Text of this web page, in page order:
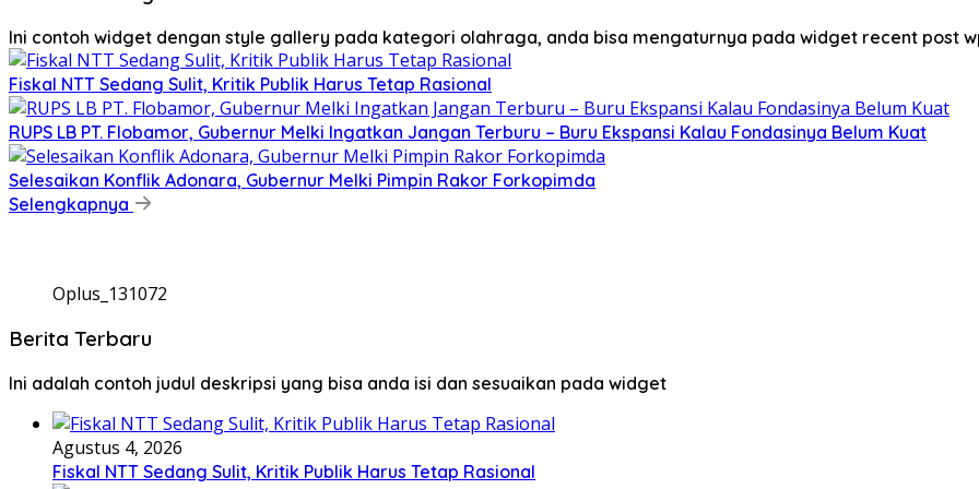
Ini contoh widget dengan style gallery pada kategori olahraga, anda bisa mengaturnya pada widget recent post
Fiskal NTT Sedang Sulit, Kritik Publik Harus Tetap Rasional
RUPS LB PT. Flobamor, Gubernur Melki Ingatkan Jangan Terburu – Buru Ekspansi Kalau Fondasinya Belum Kuat
Selesaikan Konflik Adonara, Gubernur Melki Pimpin Rakor Forkopimda
Selengkapnya
Oplus_131072
Berita Terbaru
Ini adalah contoh judul deskripsi yang bisa anda isi dan sesuaikan pada widget
Agustus 4, 2026
Fiskal NTT Sedang Sulit, Kritik Publik Harus Tetap Rasional